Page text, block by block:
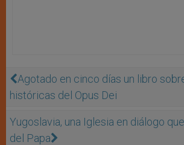
Agotado en cinco días un libro
históricas del Opus Dei
Yugoslavia, una Iglesia en diálogo
del Papa